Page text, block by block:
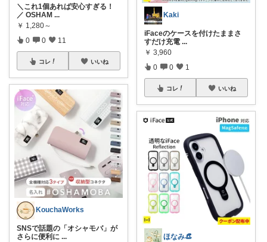
＼これ1個あれば安心すぎる！
／ OSHAM ...
￥ 1,280～
0 0 11
コレ いいね
KouchaWorks
SNSで話題の「オシャモバ」が
さらに便利に ...
Kaki
iFaceのケースを付けたままさ
すだけ充電 ...
￥ 3,960
0 0 1
コレ いいね
ほなみ👒